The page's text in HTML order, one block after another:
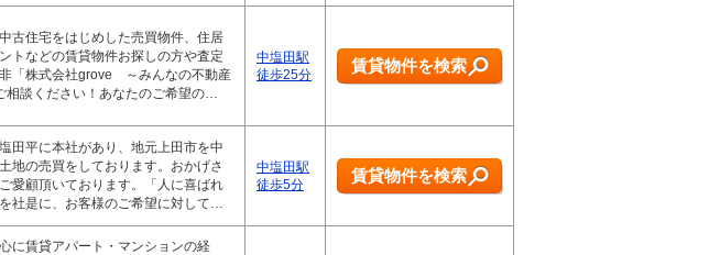
古住宅をはじめした売買物件、住居
トなどの賃貸物件お探しの方や査定
「株式会社grove ～みんなの不動産
相談ください！あなたのご希望の…
中塩田駅
徒歩25分
賃貸物件を検索
田平に本社があり、地元上田市を中
地の売買をしております。おかげさ
愛顧頂いております。「人に喜ばれ
社是に、お客様のご希望に対して…
中塩田駅
徒歩5分
賃貸物件を検索
に賃貸アパート・マンションの経